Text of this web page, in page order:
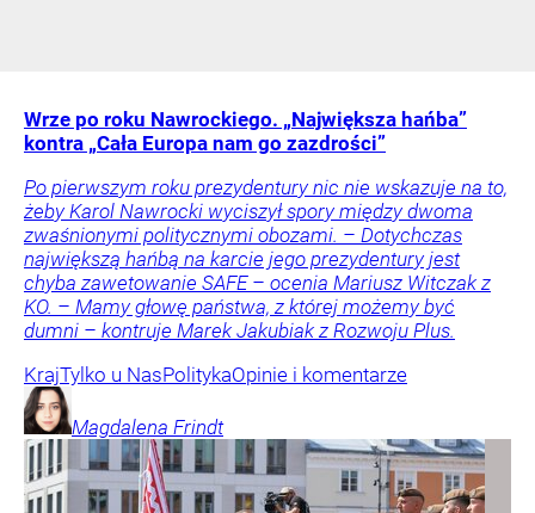
Wrze po roku Nawrockiego. „Największa hańba”
kontra „Cała Europa nam go zazdrości”
Po pierwszym roku prezydentury nic nie wskazuje na to,
żeby Karol Nawrocki wyciszył spory między dwoma
zwaśnionymi politycznymi obozami. – Dotychczas
największą hańbą na karcie jego prezydentury jest
chyba zawetowanie SAFE – ocenia Mariusz Witczak z
KO. – Mamy głowę państwa, z której możemy być
dumni – kontruje Marek Jakubiak z Rozwoju Plus.
KrajTylko u NasPolitykaOpinie i komentarze
Magdalena Frindt